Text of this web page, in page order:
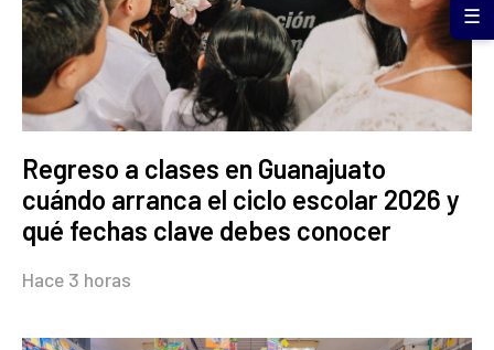
Regreso a clases en Guanajuato
cuándo arranca el ciclo escolar 2026 y
qué fechas clave debes conocer
Hace 3 horas
☰